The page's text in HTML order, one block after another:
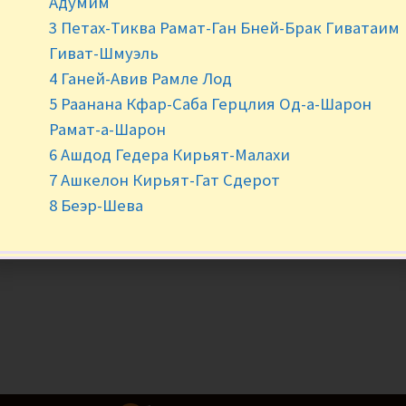
+
3 Петах-Тиква Рамат-Ган Бней-Брак Гиватаим
Гиват-Шмуэль
4 Ганей-Авив Рамле Лод
5 Раанана Кфар-Саба Герцлия Од-а-Шарон
Рамат-а-Шарон
6 Ашдод Гедера Кирьят-Малахи
7 Ашкелон Кирьят-Гат Сдерот
8 Беэр-Шева